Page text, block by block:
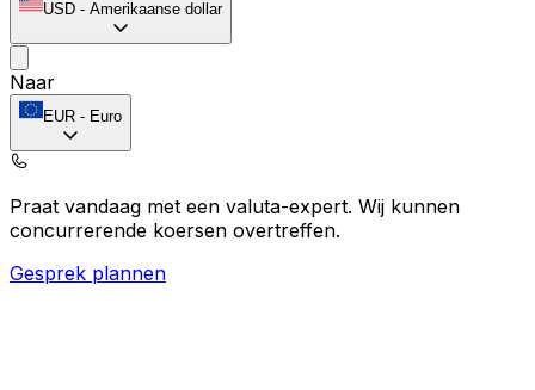
USD - Amerikaanse dollar
Naar
EUR - Euro
Praat vandaag met een valuta-expert. Wij kunnen
concurrerende koersen overtreffen.
Gesprek plannen